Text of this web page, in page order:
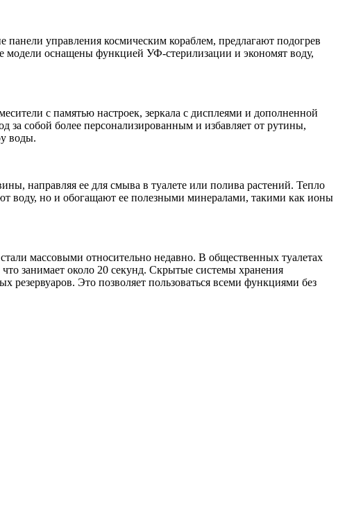
управления космическим кораблем, предлагают подогрев
модели оснащены функцией УФ-стерилизации и экономят воду,
с памятью настроек, зеркала с дисплеями и дополненной
за собой более персонализированным и избавляет от рутины,
воды.
направляя ее для смыва в туалете или полива растений. Тепло
воду, но и обогащают ее полезными минералами, такими как ионы
массовыми относительно недавно. В общественных туалетах
занимает около 20 секунд. Скрытые системы хранения
Это позволяет пользоваться всеми функциями без